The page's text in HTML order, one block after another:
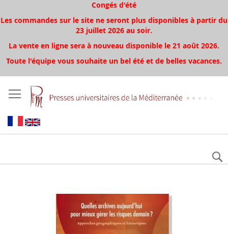
Congés d'été
Les commandes sur le site ne seront plus disponibles à partir du
23 juillet 2026 au soir.
La vente en ligne sera à nouveau disponible le 21 août 2026.
Toute l'équipe vous souhaite un bel été et de belles vacances.